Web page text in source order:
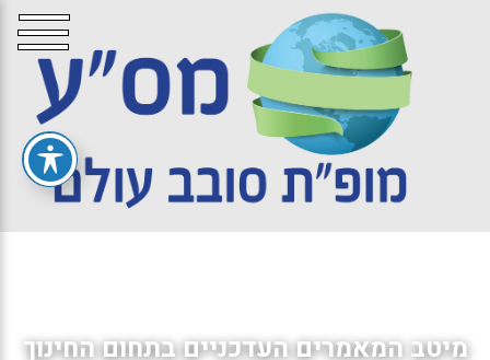
מיטב המאמרים העדכניים בתחום החינוך